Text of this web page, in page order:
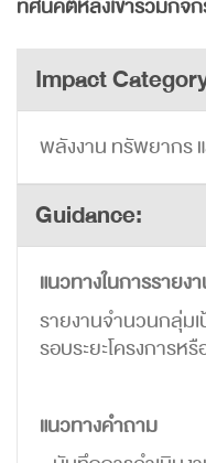
ทัศนคติหลังเข้าร่วมกิจก
Impact
พลังงาน ทรัพยากร
Guidance:
แนวทางในการรายง
รายงานจำนวนกลุ่ม
รอบระยะโครงการห
แนวทางคำถาม